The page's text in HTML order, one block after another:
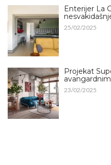
Enterijer La
25/02/2025
Projekat
23/02/2025